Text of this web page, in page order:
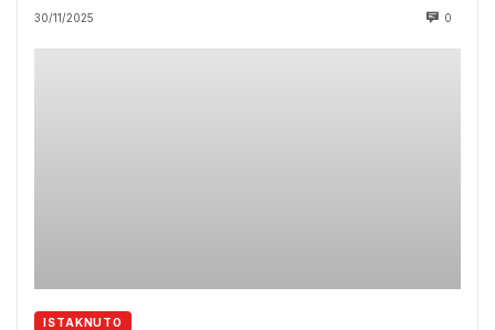
30/11/2025 0
ISTAKNUTO